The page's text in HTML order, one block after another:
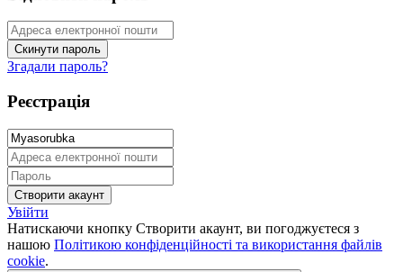
Згадали пароль?
Реєстрація
Увійти
Натискаючи кнопку Створити акаунт, ви погоджуєтеся з
нашою Політикою конфіденційності та використання файлів
cookie.